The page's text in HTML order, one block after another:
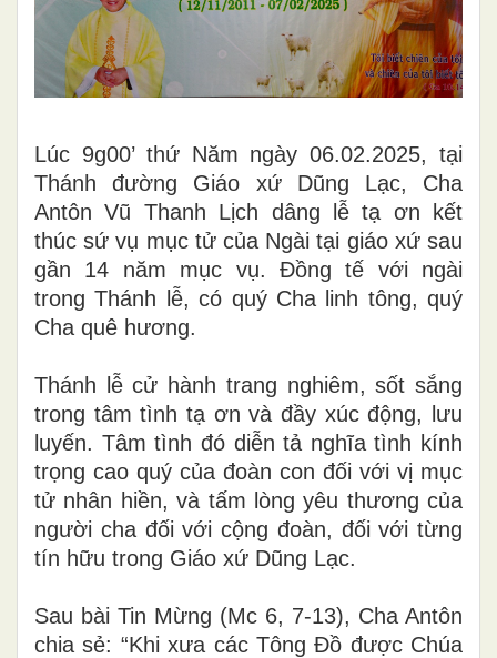
Lúc 9g00’ thứ Năm ngày 06.02.2025, tại
Thánh đường Giáo xứ Dũng Lạc, Cha
Antôn Vũ Thanh Lịch dâng lễ tạ ơn kết
thúc sứ vụ mục tử của Ngài tại giáo xứ sau
gần 14 năm mục vụ. Đồng tế với ngài
trong Thánh lễ, có quý Cha linh tông, quý
Cha quê hương.
Thánh lễ cử hành trang nghiêm, sốt sắng
trong tâm tình tạ ơn và đầy xúc động, lưu
luyến. Tâm tình đó diễn tả nghĩa tình kính
trọng cao quý của đoàn con đối với vị mục
tử nhân hiền, và tấm lòng yêu thương của
người cha đối với cộng đoàn, đối với từng
tín hữu trong Giáo xứ Dũng Lạc.
Sau bài Tin Mừng (Mc 6, 7-13), Cha Antôn
chia sẻ: “Khi xưa các Tông Đồ được Chúa